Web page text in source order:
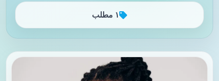
۱ مطلب